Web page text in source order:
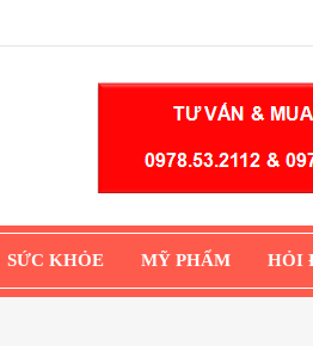
SỨC KHỎE MỸ PHẨM HỎI